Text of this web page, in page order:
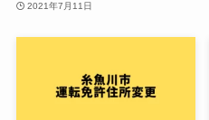
2021年7月11日